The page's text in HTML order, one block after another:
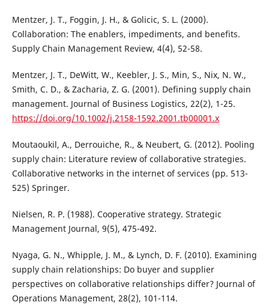
Mentzer, J. T., Foggin, J. H., & Golicic, S. L. (2000).
Collaboration: The enablers, impediments, and benefits.
Supply Chain Management Review, 4(4), 52-58.
Mentzer, J. T., DeWitt, W., Keebler, J. S., Min, S., Nix, N. W.,
Smith, C. D., & Zacharia, Z. G. (2001). Defining supply chain
management. Journal of Business Logistics, 22(2), 1-25.
https://doi.org/10.1002/j.2158-1592.2001.tb00001.x
Moutaoukil, A., Derrouiche, R., & Neubert, G. (2012). Pooling
supply chain: Literature review of collaborative strategies.
Collaborative networks in the internet of services (pp. 513-
525) Springer.
Nielsen, R. P. (1988). Cooperative strategy. Strategic
Management Journal, 9(5), 475-492.
Nyaga, G. N., Whipple, J. M., & Lynch, D. F. (2010). Examining
supply chain relationships: Do buyer and supplier
perspectives on collaborative relationships differ? Journal of
Operations Management, 28(2), 101-114.